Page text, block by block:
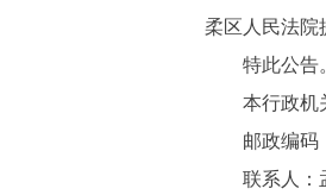
柔区人民法
特此公告
本行政机关
邮政编码
联系人：